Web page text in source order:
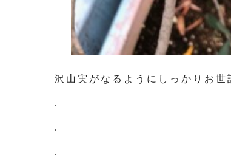
沢山実がなるようにしっかりお
.
.
.